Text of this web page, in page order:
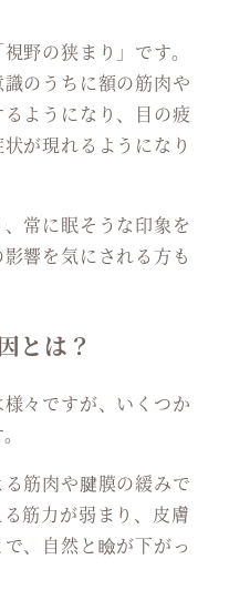
野の狭まり」です。
のうちに額の筋肉や
ようになり、目の疲
が現れるようになり
常に眠そうな印象を
響を気にされる方も
とは？
々ですが、いくつか
筋肉や腱膜の緩みで
筋力が弱まり、皮膚
、自然と瞼が下がっ